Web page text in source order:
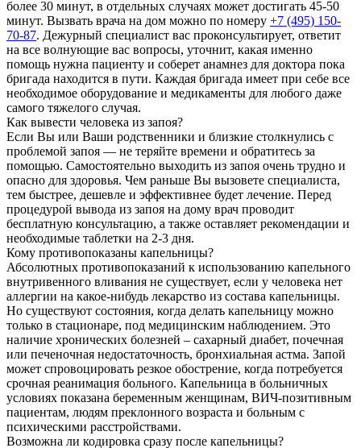
более 30 минут, в отдельных случаях может достигать 45-50
минут. Вызвать врача на дом можно по номеру +7 (495) 150-
70-87. Дежурный специалист вас проконсультирует, ответит
на все волнующие вас вопросы, уточнит, какая именно
помощь нужна пациенту и соберет анамнез для доктора пока
бригада находится в пути. Каждая бригада имеет при себе все
необходимое оборудование и медикаменты для любого даже
самого тяжелого случая.
Как вывести человека из запоя?
Если Вы или Ваши родственники и близкие столкнулись с
проблемой запоя — не теряйте времени и обратитесь за
помощью. Самостоятельно выходить из запоя очень трудно и
опасно для здоровья. Чем раньше Вы вызовете специалиста,
тем быстрее, дешевле и эффективнее будет лечение. Перед
процедурой вывода из запоя на дому врач проводит
бесплатную консультацию, а также оставляет рекомендации и
необходимые таблетки на 2-3 дня.
Кому противопоказаны капельницы?
Абсолютных противопоказаний к использованию капельного
внутривенного вливания не существует, если у человека нет
аллергии на какое-нибудь лекарство из состава капельницы.
Но существуют состояния, когда делать капельницу можно
только в стационаре, под медицинским наблюдением. Это
наличие хронических болезней – сахарный диабет, почечная
или печеночная недостаточность, бронхиальная астма. Запой
может спровоцировать резкое обострение, когда потребуется
срочная реанимация больного. Капельница в больничных
условиях показана беременным женщинам, ВИЧ-позитивным
пациентам, людям преклонного возраста и больным с
психическими расстройствами.
Возможна ли кодировка сразу после капельницы?